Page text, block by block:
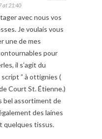
at 21:40
avec nous vos
Je voulais vous
une de mes
pour
il s’agit du
script ” à ottignies (
Court St. Étienne.)
bel assortiment de
des laines
quelques tissus.